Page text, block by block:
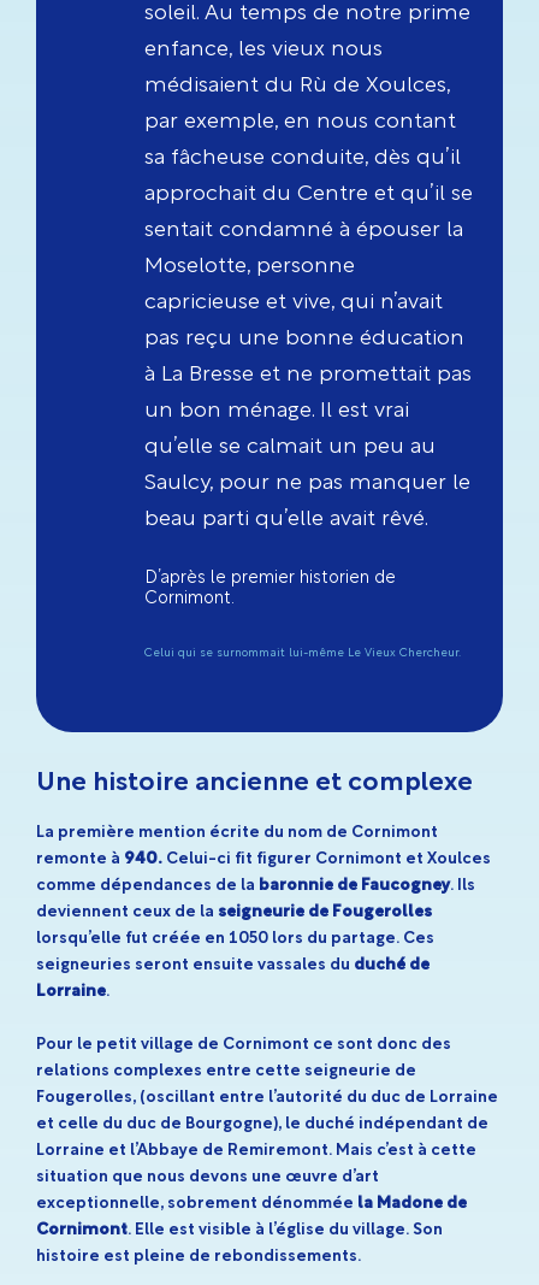
soleil. Au temps de notre prime
enfance, les vieux nous
médisaient du Rù de Xoulces,
par exemple, en nous contant
sa fâcheuse conduite, dès qu’il
approchait du Centre et qu’il se
sentait condamné à épouser la
Moselotte, personne
capricieuse et vive, qui n’avait
pas reçu une bonne éducation
à La Bresse et ne promettait pas
un bon ménage. Il est vrai
qu’elle se calmait un peu au
Saulcy, pour ne pas manquer le
beau parti qu’elle avait rêvé.
D’après le premier historien de
Cornimont.
Celui qui se surnommait lui-même Le Vieux Chercheur.
Une histoire ancienne et complexe
La première mention écrite du nom de Cornimont
remonte à 940. Celui-ci fit figurer Cornimont et Xoulces
comme dépendances de la baronnie de Faucogney. Ils
deviennent ceux de la seigneurie de Fougerolles
lorsqu’elle fut créée en 1050 lors du partage. Ces
seigneuries seront ensuite vassales du duché de
Lorraine.
Pour le petit village de Cornimont ce sont donc des
relations complexes entre cette seigneurie de
Fougerolles, (oscillant entre l’autorité du duc de Lorraine
et celle du duc de Bourgogne), le duché indépendant de
Lorraine et l’Abbaye de Remiremont. Mais c’est à cette
situation que nous devons une œuvre d’art
exceptionnelle, sobrement dénommée la Madone de
Cornimont. Elle est visible à l’église du village. Son
histoire est pleine de rebondissements.